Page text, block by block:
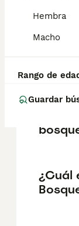
Hembra
Macho
Rango de
Guardar
salud y el
decisión.
¿Cuál